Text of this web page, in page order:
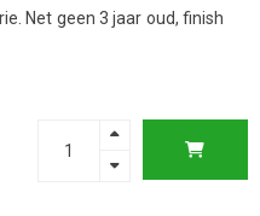
Net geen 3 jaar oud, finish